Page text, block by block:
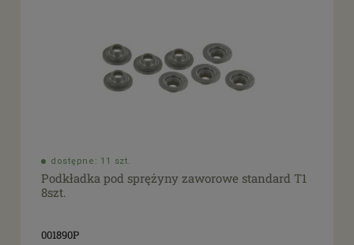
dostępne: 11 szt.
Podkładka pod sprężyny zaworowe standard T1
8szt.
001890P